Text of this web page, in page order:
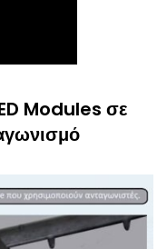
Modules σε